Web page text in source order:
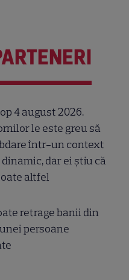
4 august 2026.
le este greu să
într-un context
dar ei știu că
altfel
retrage banii din
persoane